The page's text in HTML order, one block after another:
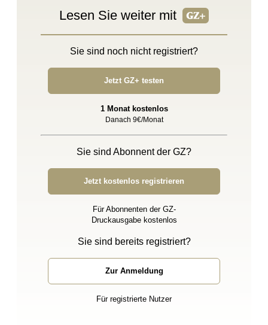
Lesen Sie weiter mit
Sie sind noch nicht registriert?
Jetzt GZ+ testen
1 Monat kostenlos
Danach 9€/Monat
Sie sind Abonnent der GZ?
Jetzt kostenlos registrieren
Für Abonnenten der GZ-
Druckausgabe kostenlos
Sie sind bereits registriert?
Zur Anmeldung
Für registrierte Nutzer